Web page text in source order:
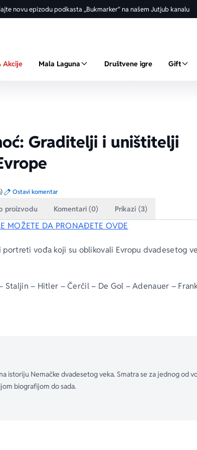
novu epizodu podkasta „Bukmarker“ na našem Jutjub kanalu
Akcije Mala Laguna Društvene igre Gift
Graditelji i uništitelji
Ostavi komentar
proizvodu Komentari (0) Prikazi (3)
MOŽETE DA PRONAĐETE OVDE
portreti vođa koji su oblikovali Evropu dvadesetog
Staljin – Hitler – Čerčil – De Gol – Adenauer –
su svojom vizijom doprineli svetloj
je ubedljivo, oštroumno i nadahnuto
istoriju Nemačke dvadesetog veka. Smatra se za jednog od
biografijom do sada.